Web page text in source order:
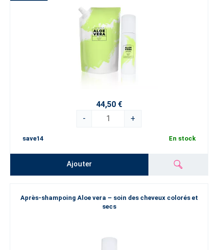
44,50 €
-
+
save14 En stock
Ajouter
Après-shampoing Aloe vera – soin des cheveux colorés et
secs